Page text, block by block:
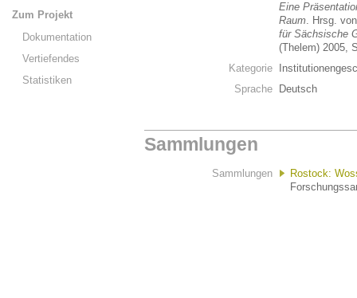
Zum Projekt
Dokumentation
Vertiefendes
Statistiken
Eine
Raum. Hrsg.
für Sächsische
(Thelem) 2005,
Kategorie
Sprache
Deutsch
Sammlungen
Sammlungen
Rostock: